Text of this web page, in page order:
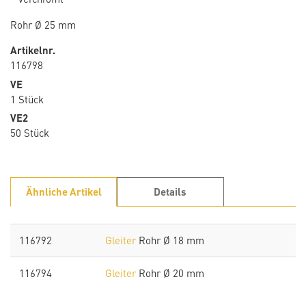
Rohr Ø 25 mm
Artikelnr.
116798
VE
1 Stück
VE2
50 Stück
Ähnliche Artikel Details
116792 Gleiter Rohr Ø 18 mm
116794 Gleiter Rohr Ø 20 mm